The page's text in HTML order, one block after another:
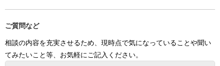
ご質問など
相談の内容を充実させるため、現時点で気になっていることや聞い
てみたいこと等、お気軽にご記入ください。